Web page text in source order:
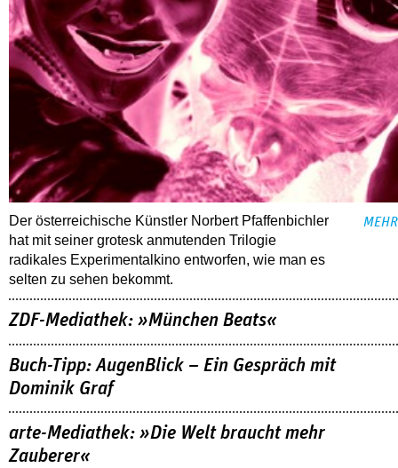
Der österreichische Künstler Norbert Pfaffenbichler
hat mit seiner grotesk anmutenden Trilogie
radikales Experimentalkino entworfen, wie man es
selten zu sehen bekommt.
MEHR
ZDF-Mediathek: »München Beats«
Buch-Tipp: AugenBlick – Ein Gespräch mit
Dominik Graf
arte-Mediathek: »Die Welt braucht mehr
Zauberer«